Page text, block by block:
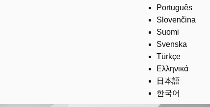
Português
Slovenčina
Suomi
Svenska
Türkçe
Ελληνικά
日本語
한국어